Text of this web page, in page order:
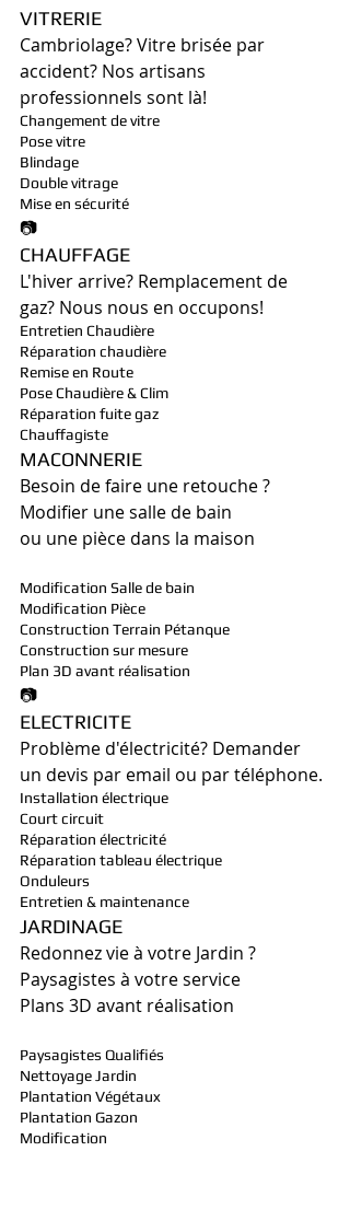
VITRERIE
Cambriolage? Vitre brisée par
accident? Nos artisans
professionnels sont là!
Changement de vitre
Pose vitre
Blindage
Double vitrage
Mise en sécurité
📷
CHAUFFAGE
L'hiver arrive? Remplacement de
gaz? Nous nous en occupons!
Entretien Chaudière
Réparation chaudière
Remise en Route
Pose Chaudière & Clim
Réparation fuite gaz
Chauffagiste
MACONNERIE
Besoin de faire une retouche ?
Modifier une salle de bain
ou une pièce dans la maison
Modification Salle de bain
Modification Pièce
Construction Terrain Pétanque
Construction sur mesure
Plan 3D avant réalisation
📷
ELECTRICITE
Problème d'électricité? Demander
un devis par email ou par téléphone.
Installation électrique
Court circuit
Réparation électricité
Réparation tableau électrique
Onduleurs
Entretien & maintenance
JARDINAGE
Redonnez vie à votre Jardin ?
Paysagistes à votre service
Plans 3D avant réalisation
Paysagistes Qualifiés
Nettoyage Jardin
Plantation Végétaux
Plantation Gazon
Modification